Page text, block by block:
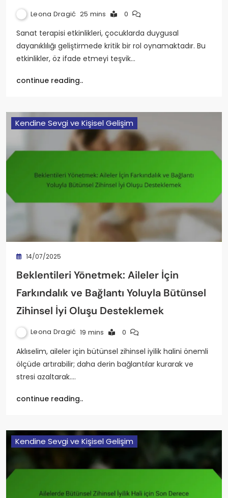
Leona Dragić 25 mins 0
Sanat terapisi etkinlikleri, çocuklarda duygusal
dayanıklılığı geliştirmede kritik bir rol oynamaktadır. Bu
etkinlikler, öz ifade etmeyi teşvik…
continue reading..
Kendine Sevgi ve Kişisel Gelişim
14/07/2025
Beklentileri Yönetmek: Aileler İçin
Farkındalık ve Bağlantı Yoluyla Bütünsel
Zihinsel İyi Oluşu Desteklemek
Leona Dragić 19 mins 0
Aklıselim, aileler için bütünsel zihinsel iyilik halini önemli
ölçüde artırabilir; daha derin bağlantılar kurarak ve
stresi azaltarak.…
continue reading..
Kendine Sevgi ve Kişisel Gelişim